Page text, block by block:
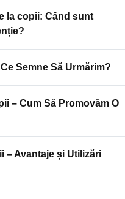
la copii: Când sunt
Semne Să Urmărim?
– Cum Să Promovăm O
– Avantaje și Utilizări